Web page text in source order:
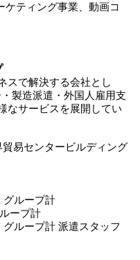
ケティング事業、動画コ
スで解決する会社とし
製造派遣・外国人雇用支
なサービスを展開してい
易センタービルディング
グループ計
ープ計
ループ計 派遣スタッフ